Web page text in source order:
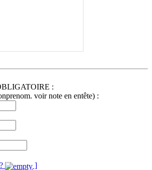
:
voir note en entête) :
]